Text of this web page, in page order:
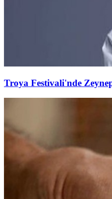
Troya Festivali'nde